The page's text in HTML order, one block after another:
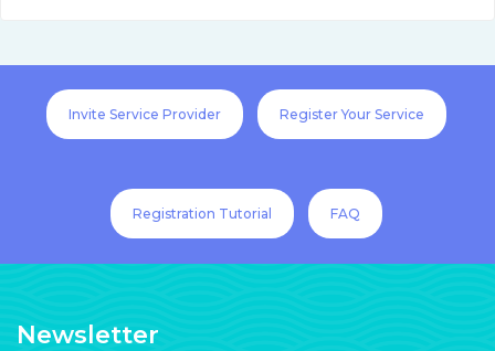
Invite Service Provider Register Your Service
Registration Tutorial FAQ
Newsletter